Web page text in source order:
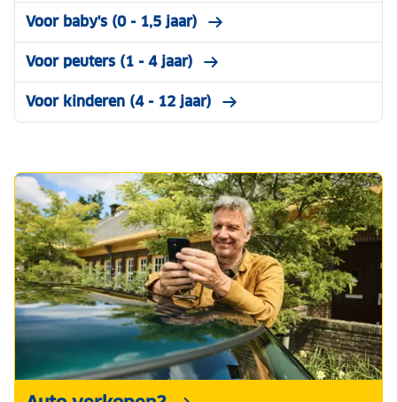
Voor baby's (0 - 1,5 jaar)
Voor peuters (1 - 4 jaar)
Voor kinderen (4 - 12 jaar)